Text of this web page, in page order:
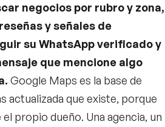
negocios por rubro y zona,
y señales de
su WhatsApp verificado y
que mencione algo
Google Maps es la base de
actualizada que existe, porque
propio dueño. Una agencia, un